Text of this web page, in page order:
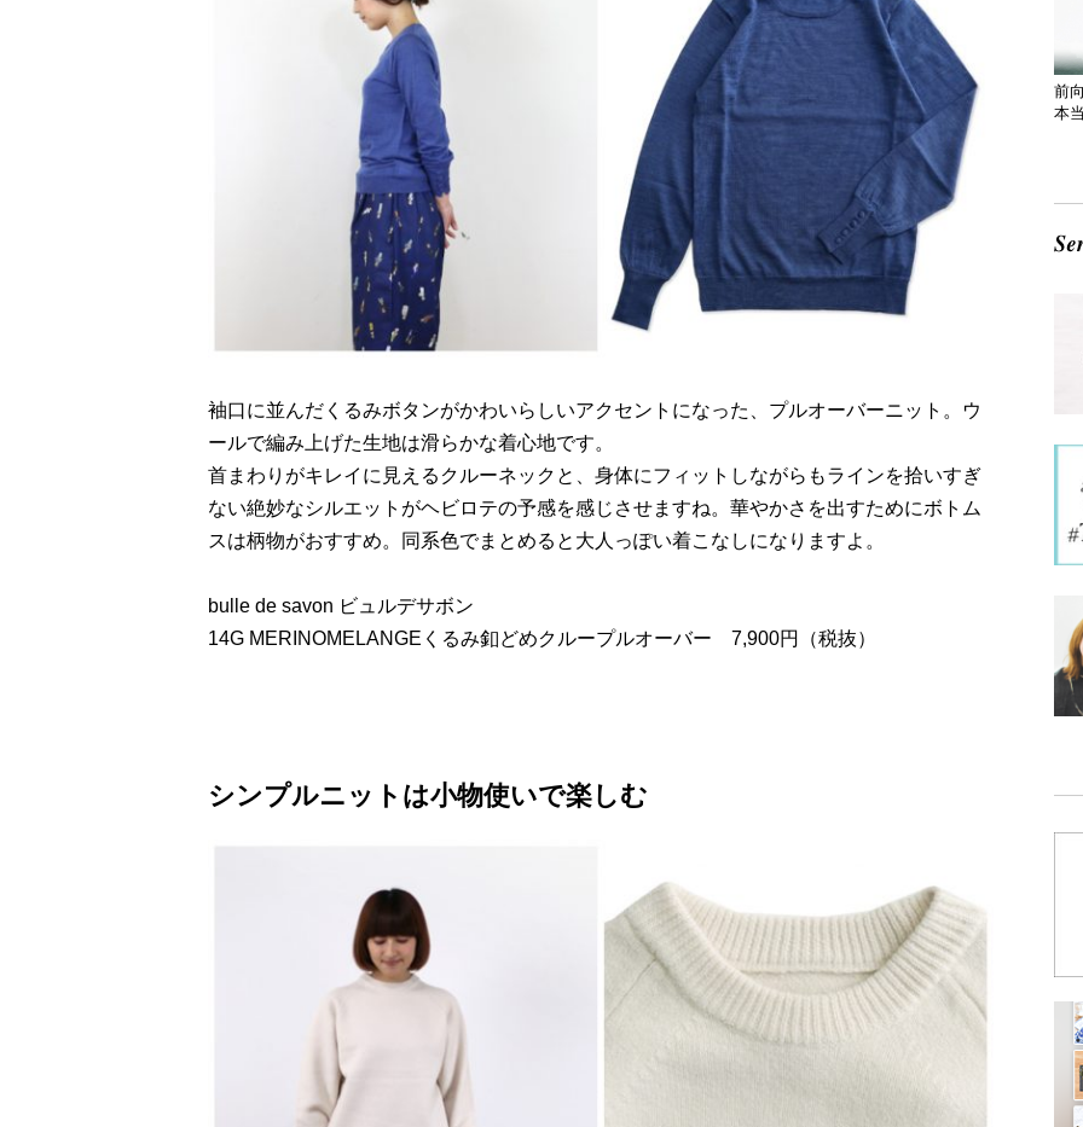
袖口に並んだくるみボタンがかわいらしいアクセントになった、プルオーバーニット。ウ
ールで編み上げた生地は滑らかな着心地です。
首まわりがキレイに見えるクルーネックと、身体にフィットしながらもラインを拾いすぎ
ない絶妙なシルエットがヘビロテの予感を感じさせますね。華やかさを出すためにボトム
スは柄物がおすすめ。同系色でまとめると大人っぽい着こなしになりますよ。
bulle de savon ビュルデサボン
14G MERINOMELANGEくるみ釦どめクループルオーバー 7,900円（税抜）
シンプルニットは小物使いで楽しむ
前
本